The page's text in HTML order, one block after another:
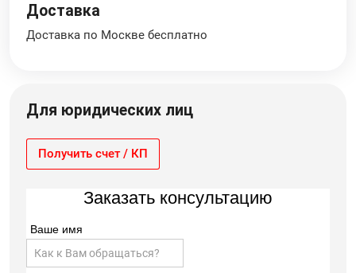
Доставка
Доставка по Москве бесплатно
Для юридических лиц
Получить счет / КП
Заказать консультацию
Ваше имя